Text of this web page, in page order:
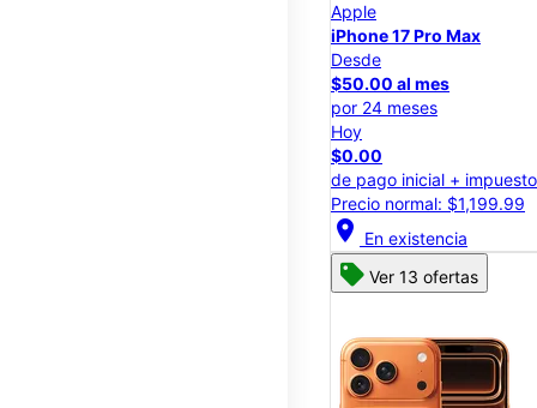
Apple
iPhone 17 Pro Max
Desde
$50.00 al mes
por 24 meses
Hoy
$0.00
de pago inicial +
Precio normal: $1,199.99
location_on En existencia
Ver 13 ofertas